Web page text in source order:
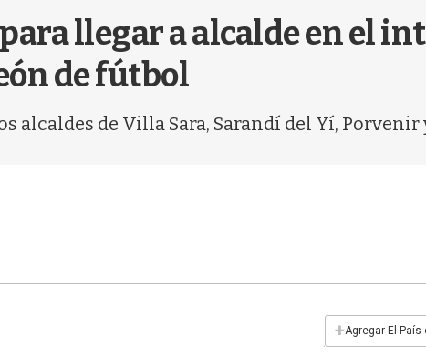
llegar a alcalde en el
de fútbol
alcaldes de Villa Sara, Sarandí del Yí, Porvenir
+Agregar El País